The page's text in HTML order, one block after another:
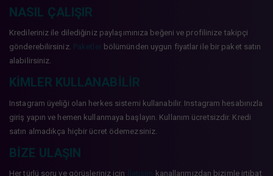
NASIL ÇALIŞIR
Kredileriniz ile dilediğiniz paylaşımınıza beğeni ve profilinize takipçi
gönderebilirsiniz. Paketler bölümünden uygun fiyatlar ile bir paket satın
alabilirsiniz.
KIMLER KULLANABILIR
Instagram üyeliği olan herkes sistemi kullanabilir. Instagram hesabınızla
giriş yapın ve hemen kullanmaya başlayın. Kullanım ücretsizdir. Kredi
satın almadıkça hiçbir ücret ödemezsiniz.
BIZE ULAŞIN
Her türlü soru ve görüşleriniz için kanallarımızdan bizimle irtibat